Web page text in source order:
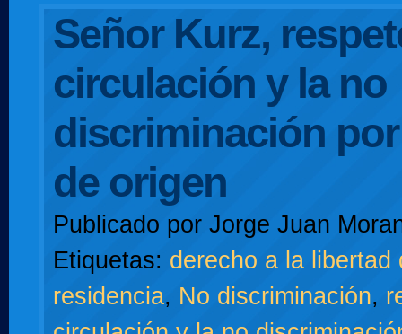
Señor Kurz,
circulación y la no
discriminación
de origen
Publicado por Jorge Juan
Etiquetas: derecho a la libertad
residencia, No discriminación,